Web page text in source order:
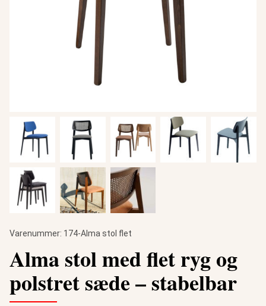
Varenummer: 174-Alma stol flet
Alma stol med flet ryg og
polstret sæde – stabelbar